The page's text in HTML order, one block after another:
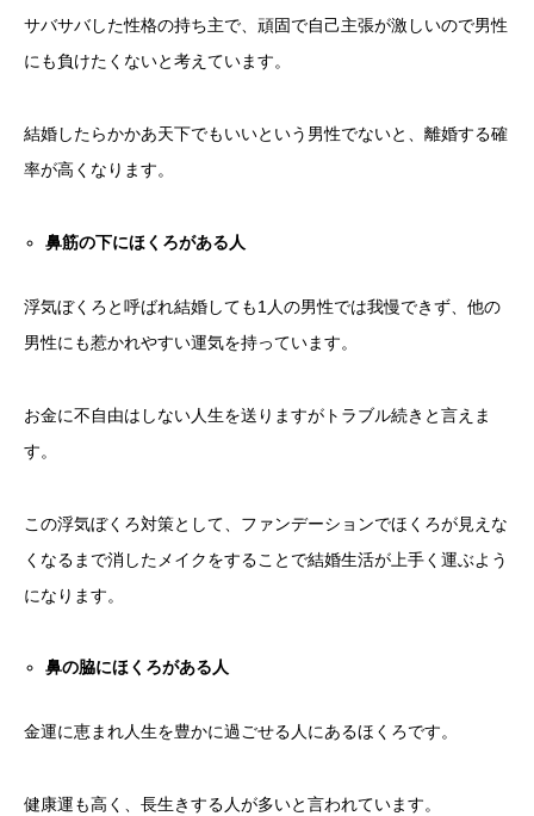
サバサバした性格の持ち主で、頑固で自己主張が激しいので男性
にも負けたくないと考えています。
結婚したらかかあ天下でもいいという男性でないと、離婚する確
率が高くなります。
鼻筋の下にほくろがある人
浮気ぼくろと呼ばれ結婚しても1人の男性では我慢できず、他の
男性にも惹かれやすい運気を持っています。
お金に不自由はしない人生を送りますがトラブル続きと言えま
す。
この浮気ぼくろ対策として、ファンデーションでほくろが見えな
くなるまで消したメイクをすることで結婚生活が上手く運ぶよう
になります。
鼻の脇にほくろがある人
金運に恵まれ人生を豊かに過ごせる人にあるほくろです。
健康運も高く、長生きする人が多いと言われています。